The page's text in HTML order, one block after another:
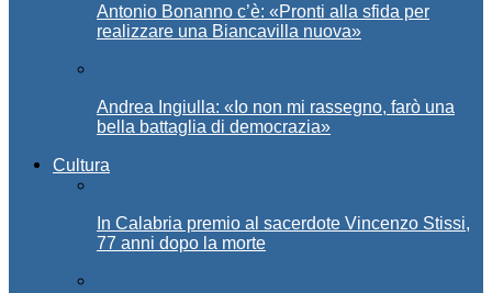
Antonio Bonanno c’è: «Pronti alla sfida per
realizzare una Biancavilla nuova»
Andrea Ingiulla: «Io non mi rassegno, farò una
bella battaglia di democrazia»
Cultura
In Calabria premio al sacerdote Vincenzo Stissi,
77 anni dopo la morte